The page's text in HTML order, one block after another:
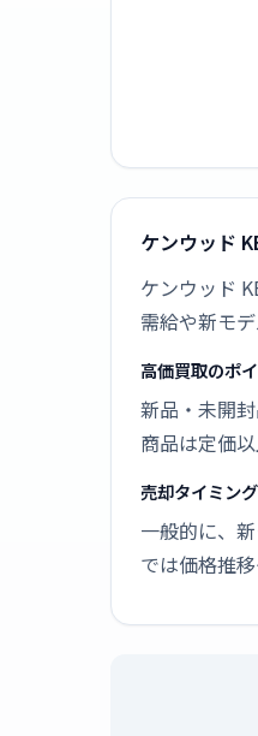
ケンウッド
ケンウッド
需給や新モ
高価買取のポ
新品・未開
商品は定価
売却タイミング
一般的に、
では価格推